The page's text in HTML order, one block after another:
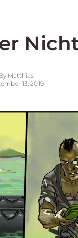
Matthias
13, 2019